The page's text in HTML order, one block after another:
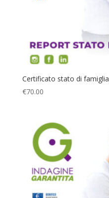
Certificato stato di famiglia
€70.00